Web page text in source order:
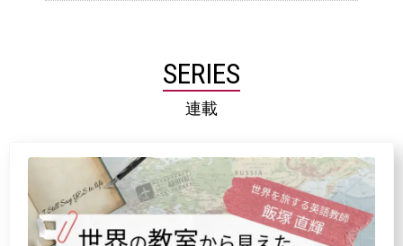
SERIES
連載